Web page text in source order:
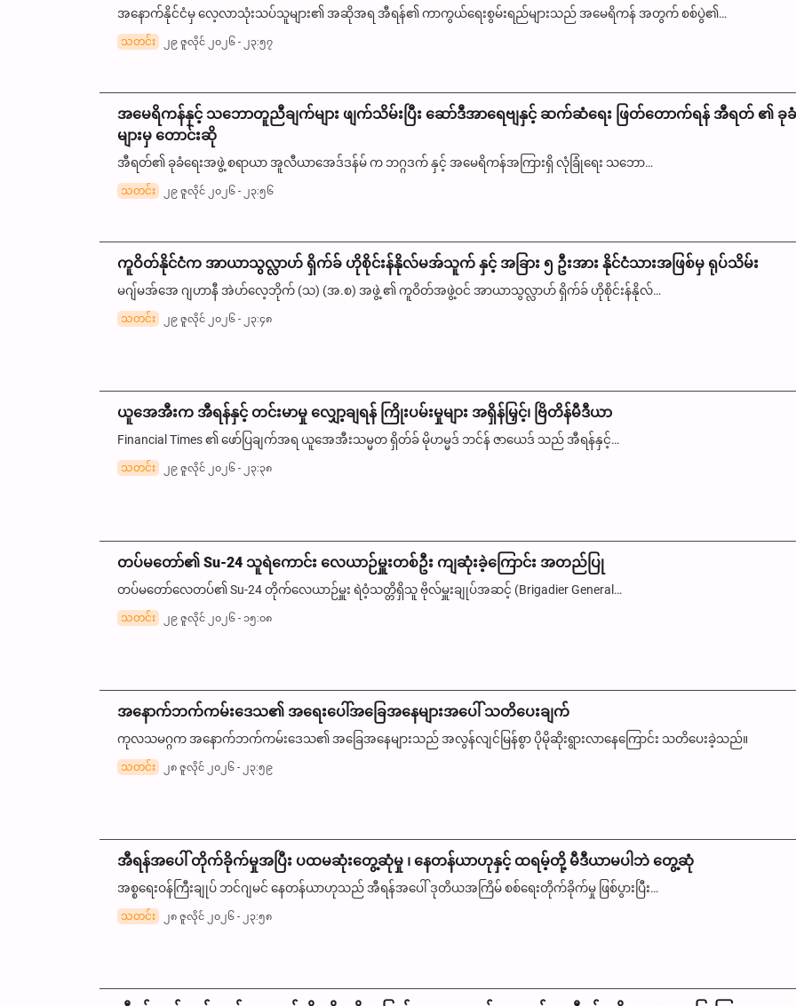
အနောက်နိုင်ငံမှ လေ့လာသုံးသပ်သူများ၏ အဆိုအရ အီရန်၏ ကာကွယ်ရေးစွမ်းရည်များသည် အမေရိကန် အတွက် စစ်ပွဲ၏…
သတင်း ၂၉ ဇူလိုင် ၂၀၂၆ - ၂၃:၅၇
အမေရိကန်နှင့် သဘောတူညီချက်များ ဖျက်သိမ်းပြီး ဆော်ဒီအာရေဗျနှင့် ဆက်ဆံရေး ဖြတ်တောက်ရန် အီရတ် ၏ ခု
များမှ တောင်းဆို
အီရတ်၏ ခုခံရေးအဖွဲ့ စရာယာ အူလီယာ‌အေဒ်ဒန်မ် က ဘဂ္ဂဒက် နှင့် အမေရိကန်အကြားရှိ လုံခြုံရေး သဘော…
သတင်း ၂၉ ဇူလိုင် ၂၀၂၆ - ၂၃:၅၆
ကူဝိတ်နိုင်ငံက အာယာသွလ္လာဟ် ရှိက်ခ် ဟိုစိုင်းန်နိုလ်မအ်သူက် နှင့် အခြား ၅ ဦးအား နိုင်ငံသားအဖြစ်မှ ရုပ်သိမ်း
မဂျ်မအ်အေ ဂျဟာနီ အဲဟ်လေ့ဘိုက် (သ) (အ.စ) အဖွဲ့ ၏ ကူဝိတ်အဖွဲ့ဝင် အာယာသွလ္လာဟ် ရှိက်ခ် ဟိုစိုင်းန်နိုလ်…
သတင်း ၂၉ ဇူလိုင် ၂၀၂၆ - ၂၃:၄၈
ယူအေအီးက အီရန်နှင့် တင်းမာမှု လျှော့ချရန် ကြိုးပမ်းမှုများ အရှိန်မြှင့်၊ ဗြိတိန်မီဒီယာ
Financial Times ၏ ဖော်ပြချက်အရ ယူအေအီးသမ္မတ ရှိတ်ခ် မိုဟမ္မဒ် ဘင်န် ဇာယေဒ် သည် အီရန်နှင့်…
သတင်း ၂၉ ဇူလိုင် ၂၀၂၆ - ၂၃:၃၈
တပ်မတော်၏ Su-24 သူရဲကောင်း လေယာဉ်မှူးတစ်ဦး ကျဆုံးခဲ့ကြောင်း အတည်ပြု
တပ်မတော်လေတပ်၏ Su-24 တိုက်လေယာဉ်မှူး ရဲဝံ့သတ္တိရှိသူ ဗိုလ်မှူးချုပ်အဆင့် (Brigadier General…
သတင်း ၂၉ ဇူလိုင် ၂၀၂၆ - ၁၅:၀၈
အနောက်ဘက်ကမ်းဒေသ၏ အရေးပေါ်အခြေအနေများအပေါ် သတိပေးချက်
ကုလသမဂ္ဂက အနောက်ဘက်ကမ်းဒေသ၏ အခြေအနေများသည် အလွန်လျင်မြန်စွာ ပိုမိုဆိုးရွားလာနေကြောင်း သတိပေးခဲ့သည်။
သတင်း ၂၈ ဇူလိုင် ၂၀၂၆ - ၂၃:၅၉
အီရန်အပေါ် တိုက်ခိုက်မှုအပြီး ပထမဆုံးတွေ့ဆုံမှု ၊ နေတန်ယာဟုနှင့် ထရမ့်တို့ မီဒီယာမပါဘဲ တွေ့ဆုံ
အစ္စရေးဝန်ကြီးချုပ် ဘင်ဂျမင် နေတန်ယာဟုသည် အီရန်အပေါ် ဒုတိယအကြိမ် စစ်ရေးတိုက်ခိုက်မှု ဖြစ်ပွားပြီး…
သတင်း ၂၈ ဇူလိုင် ၂၀၂၆ - ၂၃:၅၈